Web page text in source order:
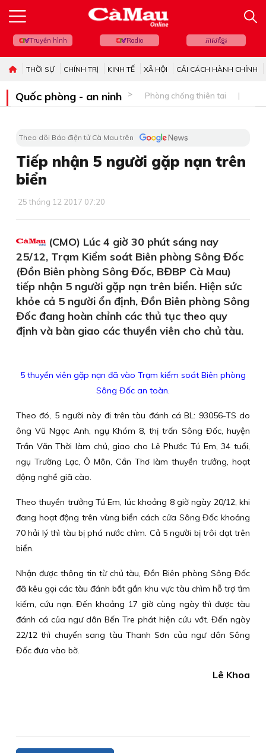
Truyền hình Radio ភាសាខ្មែរ
THỜI SỰ CHÍNH TRỊ KINH TẾ XÃ HỘI CẢI CÁCH HÀNH CHÍNH
Quốc phòng - an ninh Phòng chống thiên tai
Theo dõi Báo điện tử Cà Mau trên
Tiếp nhận 5 người gặp nạn trên
biển
25 tháng 12 2017 07:20
(CMO) Lúc 4 giờ 30 phút sáng nay
25/12, Trạm Kiểm soát Biên phòng Sông Đốc
(Đồn Biên phòng Sông Đốc, BĐBP Cà Mau)
tiếp nhận 5 người gặp nạn trên biển. Hiện sức
khỏe cả 5 người ổn định, Đồn Biên phòng Sông
Đốc đang hoàn chỉnh các thủ tục theo quy
định và bàn giao các thuyền viên cho chủ tàu.
5 thuyền viên gặp nạn đã vào Trạm kiểm soát Biên phòng
Sông Đốc an toàn.
Theo đó, 5 người này đi trên tàu đánh cá BL: 93056-TS do
ông Vũ Ngọc Anh, ngụ Khóm 8, thị trấn Sông Đốc, huyện
Trần Văn Thời làm chủ, giao cho Lê Phước Tú Em, 34 tuổi,
ngụ Trường Lạc, Ô Môn, Cần Thơ làm thuyền trưởng, hoạt
động nghề giã cào.
Theo thuyền trưởng Tú Em, lúc khoảng 8 giờ ngày 20/12, khi
đang hoạt động trên vùng biển cách cửa Sông Đốc khoảng
70 hải lý thì tàu bị phá nước chìm. Cả 5 người bị trôi dạt trên
biển.
Nhận được thông tin từ chủ tàu, Đồn Biên phòng Sông Đốc
đã kêu gọi các tàu đánh bắt gần khu vực tàu chìm hỗ trợ tìm
kiếm, cứu nạn. Đến khoảng 17 giờ cùng ngày thì được tàu
đánh cá của ngư dân Bến Tre phát hiện cứu vớt. Đến ngày
22/12 thì chuyển sang tàu Thanh Sơn của ngư dân Sông
Đốc đưa vào bờ.
Lê Khoa